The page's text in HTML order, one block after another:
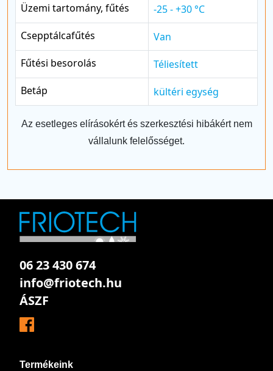
Üzemi tartomány, fűtés
-25 - +30 °C
Csepptálcafűtés
Van
Fűtési besorolás
Téliesített
Betáp
kültéri egység
Az esetleges elírásokért és szerkesztési hibákért nem
vállalunk felelősséget.
06 23 430 674
info@friotech.hu
ÁSZF
Termékeink